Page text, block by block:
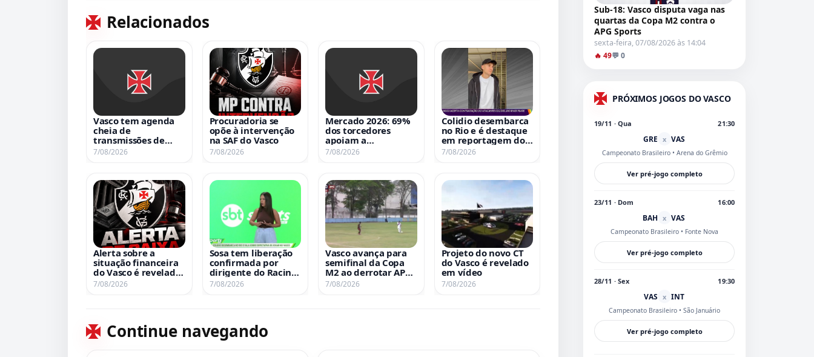
Relacionados
Vasco tem agenda
cheia de
transmissões de
jogos nesta sexta-
7/08/2026
Procuradoria se
opõe à intervenção
na SAF do Vasco
7/08/2026
Mercado 2026: 69%
dos torcedores
apoiam a
contratação de
7/08/2026
Colidio desembarca
no Rio e é destaque
em reportagem do
Globo Esporte
7/08/2026
Alerta sobre a
situação financeira
do Vasco é revelado
pela Justiça
7/08/2026
Sosa tem liberação
confirmada por
dirigente do Racing
para se apresentar
7/08/2026
Vasco avança para
semifinal da Copa
M2 ao derrotar APG
por 1 a 0 na
7/08/2026
Projeto do novo CT
do Vasco é revelado
em vídeo
7/08/2026
Continue navegando
Sub-18: Vasco disputa vaga nas
quartas da Copa M2 contra o
APG Sports
sexta-feira, 07/08/2026 às 14:04
🔥 49💬 0
PRÓXIMOS JOGOS DO VASCO
19/11 · Qua 21:30
GRE x VAS
Campeonato Brasileiro • Arena do Grêmio
Ver pré-jogo completo
23/11 · Dom 16:00
BAH x VAS
Campeonato Brasileiro • Fonte Nova
Ver pré-jogo completo
28/11 · Sex 19:30
VAS x INT
Campeonato Brasileiro • São Januário
Ver pré-jogo completo